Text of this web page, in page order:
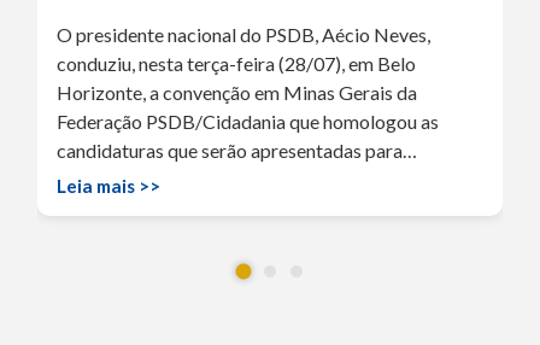
O presidente nacional do PSDB, Aécio Neves,
conduziu, nesta terça-feira (28/07), em Belo
Horizonte, a convenção em Minas Gerais da
Federação PSDB/Cidadania que homologou as
candidaturas que serão apresentadas para…
Leia mais >>